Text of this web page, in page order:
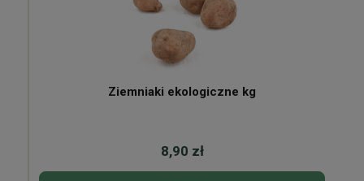
Ziemniaki ekologiczne kg
8,90 zł